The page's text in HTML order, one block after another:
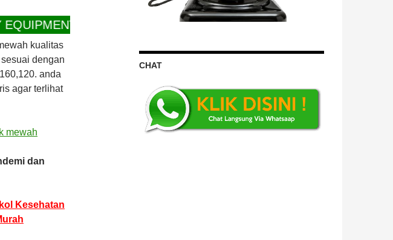
PELAYANAN PROFESIONAL BERKUALITAS DAN TEPAT
kualitas
dengan
anda
agar terlihat
dan
Kesehatan
CHAT